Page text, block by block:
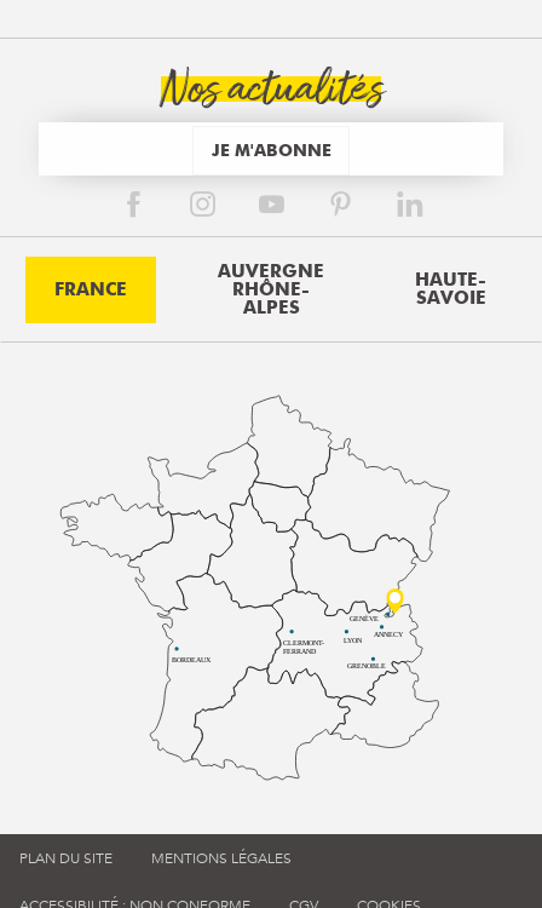
Nos actualités
JE M'ABONNE
FRANCE
AUVERGNE
RHÔNE-
ALPES
HAUTE-
SAVOIE
BORDEAUX
CLERMONT-
FERRAND
LYON
ANNECY
GRENOBLE
GENÈVE
PLAN DU SITE MENTIONS LÉGALES